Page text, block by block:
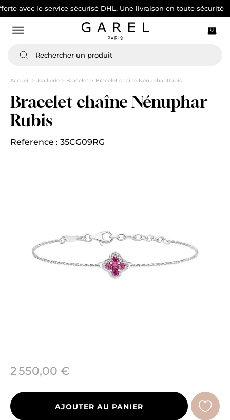
le service sécurisé DHL. Une livraison en toute sécurité
Accueil Joaillerie Bracelet Bracelet chaîne Nénuphar Rubis
Bracelet chaîne Nénuphar
Rubis
Reference : 35CG09RG
2 550,00 €
AJOUTER AU PANIER